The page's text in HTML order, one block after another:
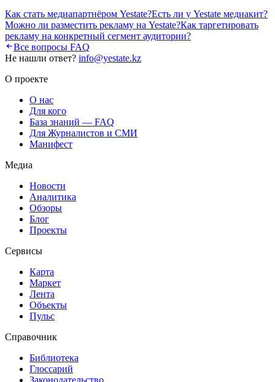
Как стать медиапартнёром Yestate?Есть ли у Yestate медиакит?
Можно ли разместить рекламу на Yestate?Как таргетировать
рекламу на конкретный сегмент аудитории?
Все вопросы FAQ
Не нашли ответ? info@yestate.kz
О проекте
О нас
Для кого
База знаний — FAQ
Для Журналистов и СМИ
Манифест
Медиа
Новости
Аналитика
Обзоры
Блог
Проекты
Сервисы
Карта
Маркет
Лента
Объекты
Пульс
Справочник
Библиотека
Глоссарий
Законодательство